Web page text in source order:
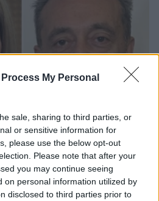
My Personal
sale, sharing to third parties, or
or sensitive information for
please use the below opt-out
Please note that after your
you may continue seeing
on personal information utilized by
disclosed to third parties prior to